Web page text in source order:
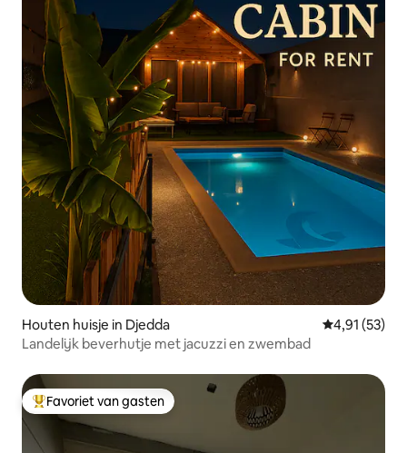
Houten huisje in Djedda Gemiddelde
4,91 (53)
Landelijk beverhutje met jacuzzi en zwembad
Topfavoriet van gasten
Favoriet van gasten